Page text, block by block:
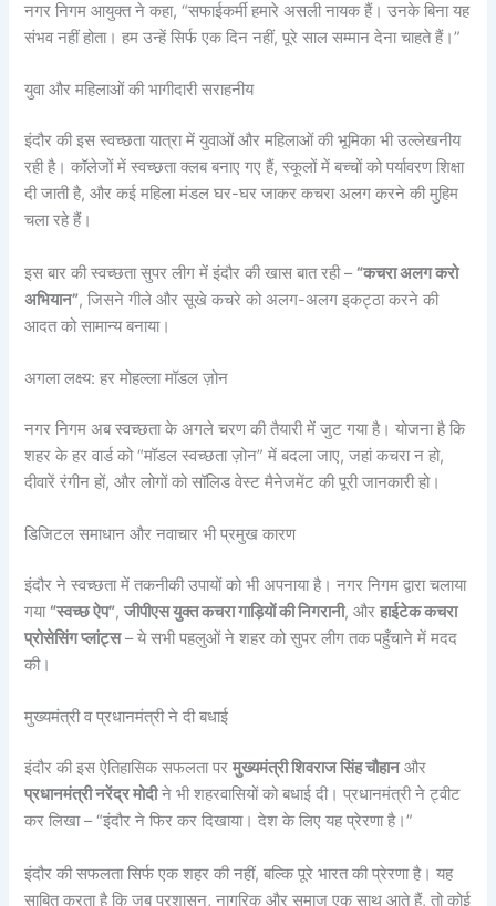
नगर निगम आयुक्त ने कहा, “सफाईकर्मी हमारे असली नायक हैं। उनके बिना यह
संभव नहीं होता। हम उन्हें सिर्फ एक दिन नहीं, पूरे साल सम्मान देना चाहते हैं।”
युवा और महिलाओं की भागीदारी सराहनीय
इंदौर की इस स्वच्छता यात्रा में युवाओं और महिलाओं की भूमिका भी उल्लेखनीय
रही है। कॉलेजों में स्वच्छता क्लब बनाए गए हैं, स्कूलों में बच्चों को पर्यावरण शिक्षा
दी जाती है, और कई महिला मंडल घर-घर जाकर कचरा अलग करने की मुहिम
चला रहे हैं।
इस बार की स्वच्छता सुपर लीग में इंदौर की खास बात रही – “कचरा अलग करो
अभियान”, जिसने गीले और सूखे कचरे को अलग-अलग इकट्ठा करने की
आदत को सामान्य बनाया।
अगला लक्ष्य: हर मोहल्ला मॉडल ज़ोन
नगर निगम अब स्वच्छता के अगले चरण की तैयारी में जुट गया है। योजना है कि
शहर के हर वार्ड को “मॉडल स्वच्छता ज़ोन” में बदला जाए, जहां कचरा न हो,
दीवारें रंगीन हों, और लोगों को सॉलिड वेस्ट मैनेजमेंट की पूरी जानकारी हो।
डिजिटल समाधान और नवाचार भी प्रमुख कारण
इंदौर ने स्वच्छता में तकनीकी उपायों को भी अपनाया है। नगर निगम द्वारा चलाया
गया “स्वच्छ ऐप”,जीपीएस युक्त कचरा गाड़ियों की निगरानी, औरहाईटेक कचरा
प्रोसेसिंग प्लांट्स– ये सभी पहलुओं ने शहर को सुपर लीग तक पहुँचाने में मदद
की।
मुख्यमंत्री व प्रधानमंत्री ने दी बधाई
इंदौर की इस ऐतिहासिक सफलता परमुख्यमंत्री शिवराज सिंह चौहानऔर
प्रधानमंत्री नरेंद्र मोदीने भी शहरवासियों को बधाई दी। प्रधानमंत्री ने ट्वीट
कर लिखा – “इंदौर ने फिर कर दिखाया। देश के लिए यह प्रेरणा है।”
इंदौर की सफलता सिर्फ एक शहर की नहीं, बल्कि पूरे भारत की प्रेरणा है। यह
साबित करता है कि जब प्रशासन, नागरिक और समाज एक साथ आते हैं, तो कोई